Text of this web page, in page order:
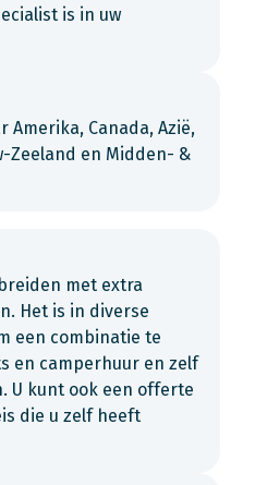
is in uw
Amerika, Canada, Azië,
Zeeland en Midden- &
met extra
Het is in diverse
een combinatie te
en camperhuur en zelf
U kunt ook een offerte
die u zelf heeft